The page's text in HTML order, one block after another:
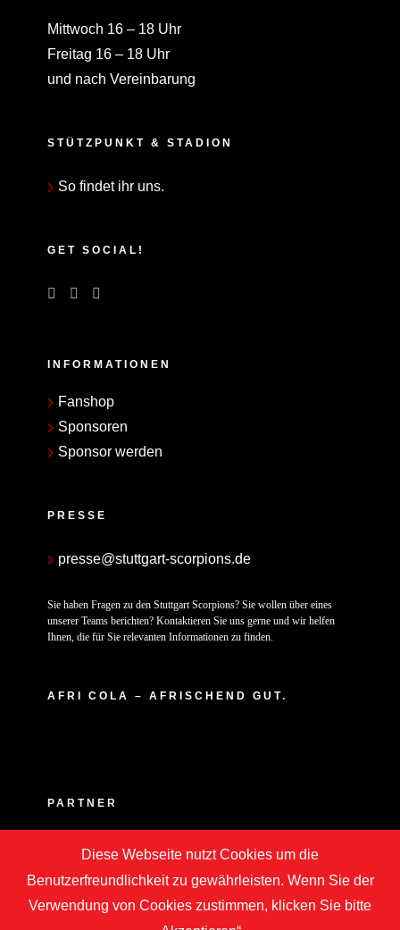
Mittwoch 16 – 18 Uhr
Freitag 16 – 18 Uhr
und nach Vereinbarung
STÜTZPUNKT & STADION
So findet ihr uns.
GET SOCIAL!
INFORMATIONEN
Fanshop
Sponsoren
Sponsor werden
PRESSE
presse@stuttgart-scorpions.de
Sie haben Fragen zu den Stuttgart Scorpions? Sie wollen über eines
unserer Teams berichten? Kontaktieren Sie uns gerne und wir helfen
Ihnen, die für Sie relevanten Informationen zu finden.
AFRI COLA – AFRISCHEND GUT.
PARTNER
Diese Webseite nutzt Cookies um die
Benutzerfreundlichkeit zu gewährleisten. Wenn Sie der
Verwendung von Cookies zustimmen, klicken Sie bitte